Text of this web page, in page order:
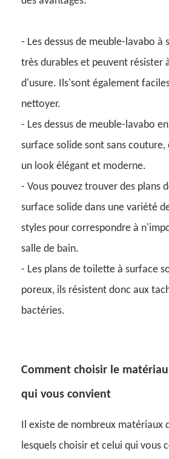
- Les dessus de meuble-lavabo à
très durables et peuvent résister
d'usure. Ils'sont également
nettoyer.
- Les dessus de meuble-lavabo
surface solide sont sans couture,
un look élégant et moderne.
- Vous pouvez trouver des plans
surface solide dans une variété
styles pour correspondre à
salle de bain.
- Les plans de toilette à surface
poreux, ils résistent donc aux
bactéries.
Comment choisir le
qui vous convient
Il existe de nombreux matériaux
lesquels choisir et celui qui vous